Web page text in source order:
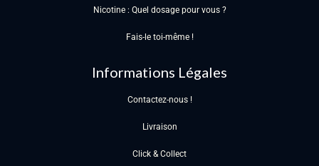
Nicotine : Quel dosage pour vous ?
Fais-le toi-même !
Informations Légales
Contactez-nous !
Livraison
Click & Collect